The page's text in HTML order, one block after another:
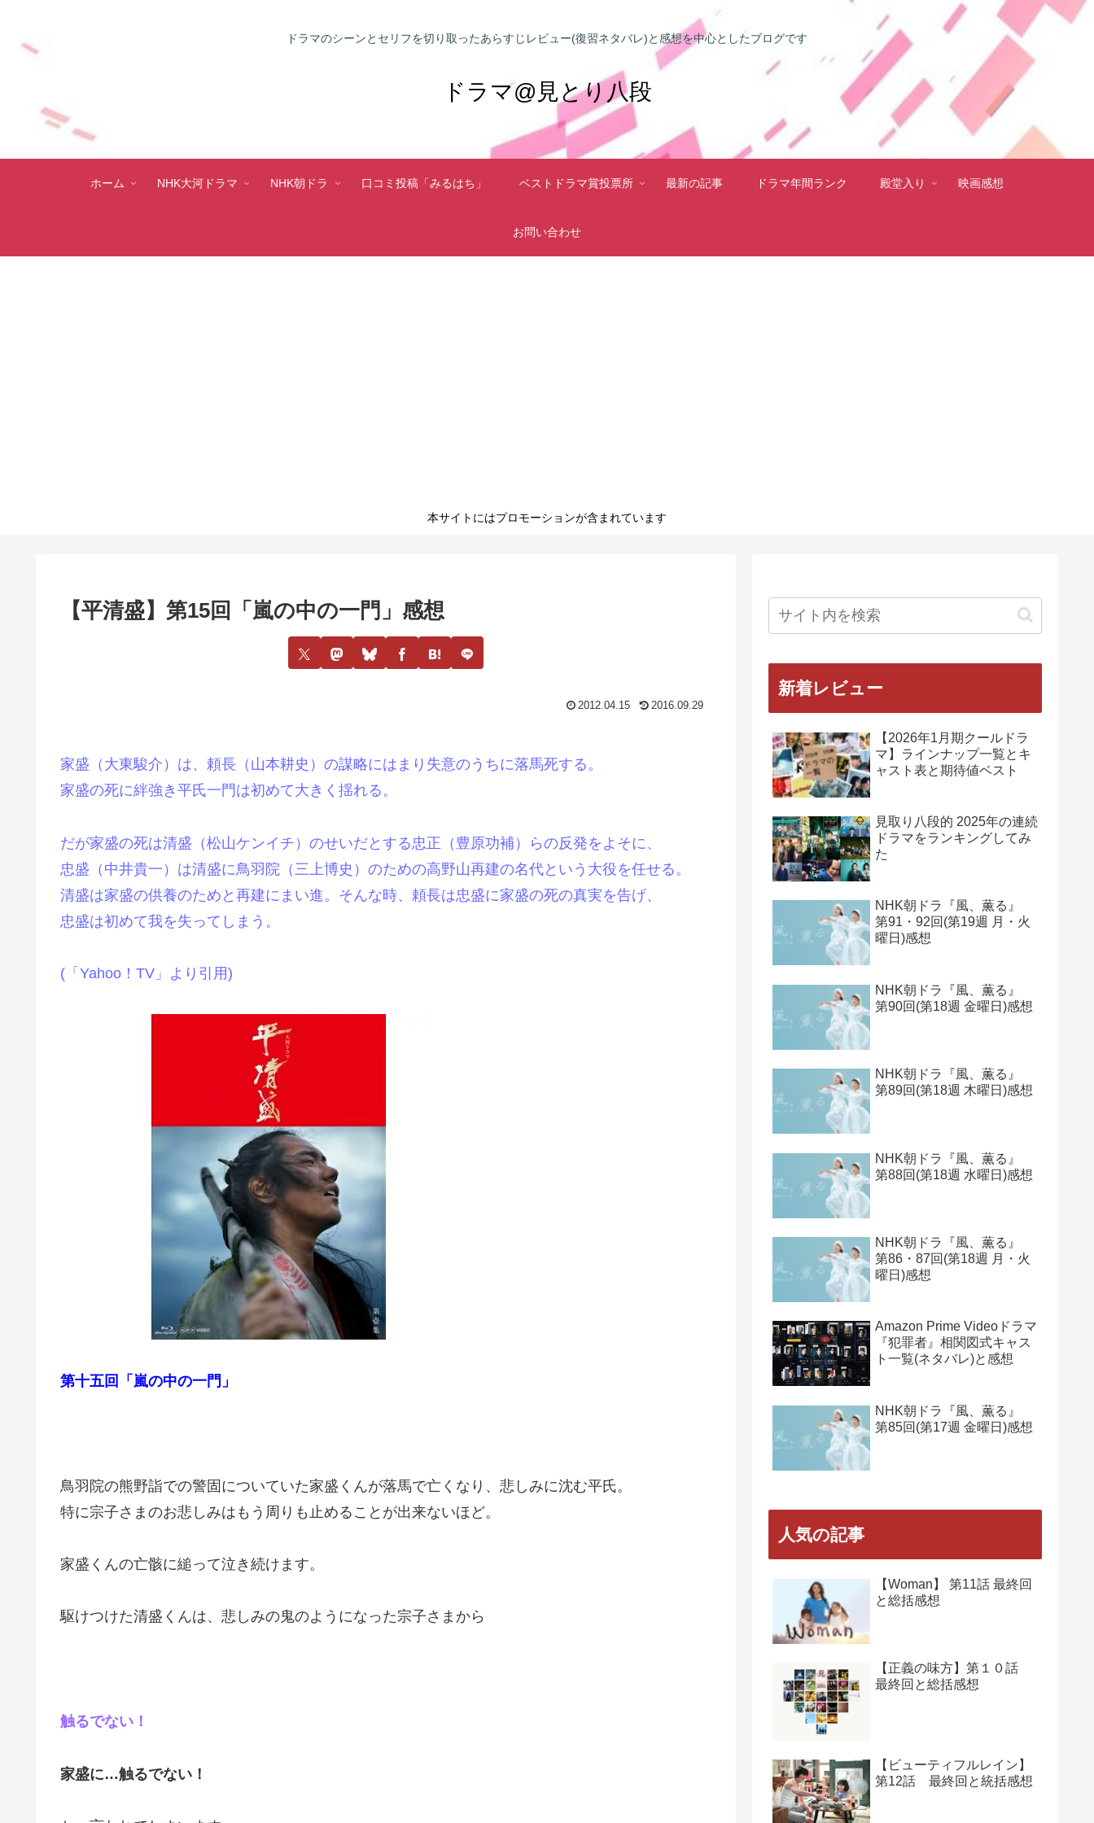
ドラマのシーンとセリフを切り取ったあらすじレビュー(復習ネタバレ)と感想を中心としたブログです
ドラマ@見とり八段
ホーム NHK大河ドラマ NHK朝ドラ 口コミ投稿「みるはち」 ベストドラマ賞投票所 最新の記事 ドラマ年間ランク 殿堂入り 映画感想
お問い合わせ
本サイトにはプロモーションが含まれています
【平清盛】第15回「嵐の中の一門」感想
2012.04.15 2016.09.29
家盛（大東駿介）は、頼長（山本耕史）の謀略にはまり失意のうちに落馬死する。
家盛の死に絆強き平氏一門は初めて大きく揺れる。
だが家盛の死は清盛（松山ケンイチ）のせいだとする忠正（豊原功補）らの反発をよそに、
忠盛（中井貴一）は清盛に鳥羽院（三上博史）のための高野山再建の名代という大役を任せる。
清盛は家盛の供養のためと再建にまい進。そんな時、頼長は忠盛に家盛の死の真実を告げ、
忠盛は初めて我を失ってしまう。
(「Yahoo！TV」より引用)
第十五回「嵐の中の一門」
鳥羽院の熊野詣での警固についていた家盛くんが落馬で亡くなり、悲しみに沈む平氏。
特に宗子さまのお悲しみはもう周りも止めることが出来ないほど。
家盛くんの亡骸に縋って泣き続けます。
駆けつけた清盛くんは、悲しみの鬼のようになった宗子さまから
触るでない！
家盛に…触るでない！
新着レビュー
【2026年1月期クールドラ
マ】ラインナップ一覧とキ
ャスト表と期待値ベスト
見取り八段的 2025年の連続
ドラマをランキングしてみ
た
NHK朝ドラ『風、薫る』
第91・92回(第19週 月・火
曜日)感想
NHK朝ドラ『風、薫る』
第90回(第18週 金曜日)感想
NHK朝ドラ『風、薫る』
第89回(第18週 木曜日)感想
NHK朝ドラ『風、薫る』
第88回(第18週 水曜日)感想
NHK朝ドラ『風、薫る』
第86・87回(第18週 月・火
曜日)感想
Amazon Prime Videoドラマ
『犯罪者』相関図式キャス
ト一覧(ネタバレ)と感想
NHK朝ドラ『風、薫る』
第85回(第17週 金曜日)感想
人気の記事
【Woman】 第11話 最終回
と総括感想
【正義の味方】第１０話
最終回と総括感想
【ビューティフルレイン】
第12話 最終回と統括感想